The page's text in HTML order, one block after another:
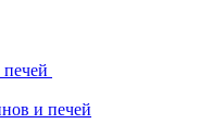
и печей